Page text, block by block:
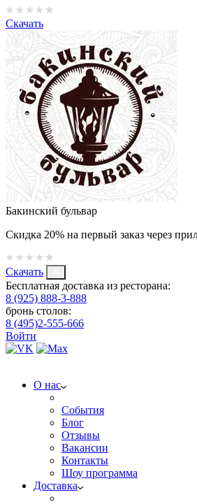
Скачать
Бакинский бульвар
Скидка 20% на первый заказ через
Скачать
Бесплатная доставка из ресторана:
8 (925) 888-3-888
бронь столов:
8 (495)2-555-666
Войти
О нас
События
Блог
Отзывы
Вакансии
Контакты
Шоу программа
Доставка